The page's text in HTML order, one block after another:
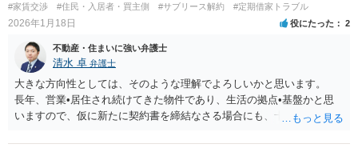
#家賃交渉 #住民・入居者・買主側 #サブリース解約 #定期借家トラブル
2026年1月18日 役にたった 2
不動産・住まいに強い弁護士
清水 卓 弁護士
大きな方向性としては、そのような理解でよろしいかと思います。
長年、営業•居住され続けてきた物件であり、生活の拠点•基盤かと思
いますので、仮に新たに契約書を締結なさる場合にも、十分交渉し、